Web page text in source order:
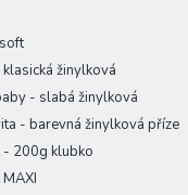
žinylková
- slabá žinylková
- barevná žinylková příze
- 200g klubko